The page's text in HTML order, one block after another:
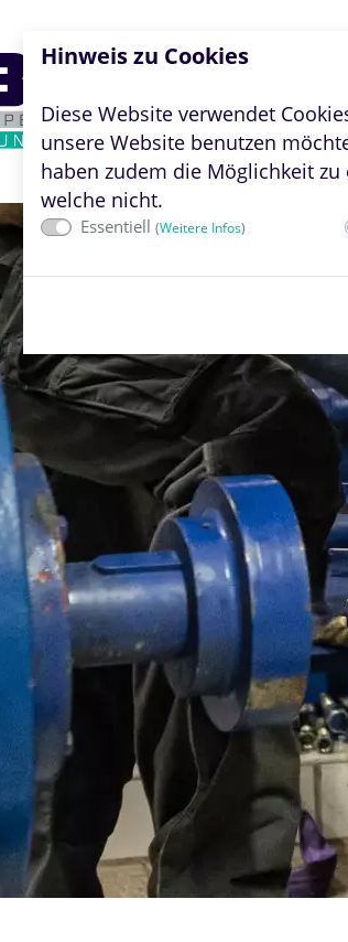
Hinweis zu Cookies
Diese Website verwendet
unsere Website benutzen
haben zudem die Möglichkeit
welche nicht.
Essentiell (Weitere Infos)